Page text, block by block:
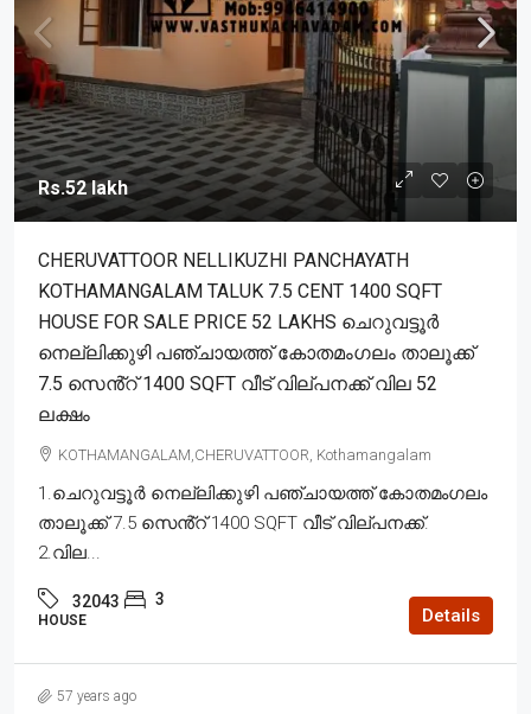
Rs.52 lakh
CHERUVATTOOR NELLIKUZHI PANCHAYATH
KOTHAMANGALAM TALUK 7.5 CENT 1400 SQFT
HOUSE FOR SALE PRICE 52 LAKHS ചെറുവട്ടൂർ
നെല്ലിക്കുഴി പഞ്ചായത്ത് കോതമംഗലം താലൂക്ക്
7.5 സെൻ്റ് 1400 SQFT വീട് വില്പനക്ക് വില 52
ലക്ഷം
KOTHAMANGALAM,CHERUVATTOOR, Kothamangalam
1.ചെറുവട്ടൂർ നെല്ലിക്കുഴി പഞ്ചായത്ത് കോതമംഗലം
താലൂക്ക് 7.5 സെൻ്റ് 1400 SQFT വീട് വില്പനക്ക്.
2.വില...
32043 3
HOUSE Details
57 years ago